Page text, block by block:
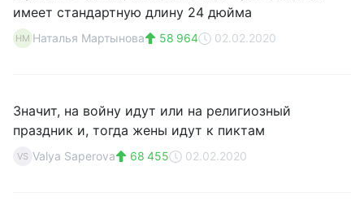
имеет стандартную длину 24 дюйма
НМ Наталья Мартынова 58 964 02.02.2020
Значит, на войну идут или на религиозный
праздник и, тогда жены идут к пиктам
VS Valya Saperova 68 455 02.02.2020